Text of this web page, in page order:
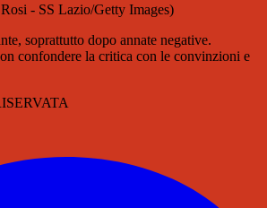
- SS Lazio/Getty Images)
soprattutto dopo annate negative.
confondere la critica con le convinzioni e